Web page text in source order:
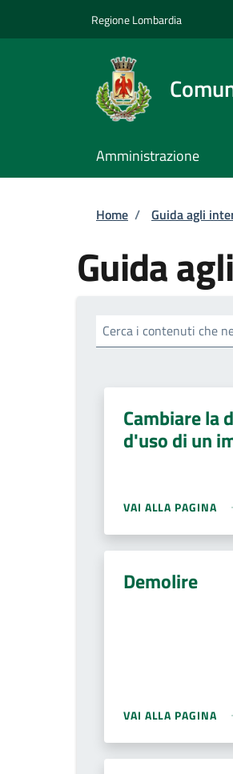
Regione Lombardia
Amministrazione
Briciole
Home / Guida agli
Guida
Cerca i contenuti che
Cambiare la
d'uso di un
VAI ALLA PAGINA
Demolire
VAI ALLA PAGINA